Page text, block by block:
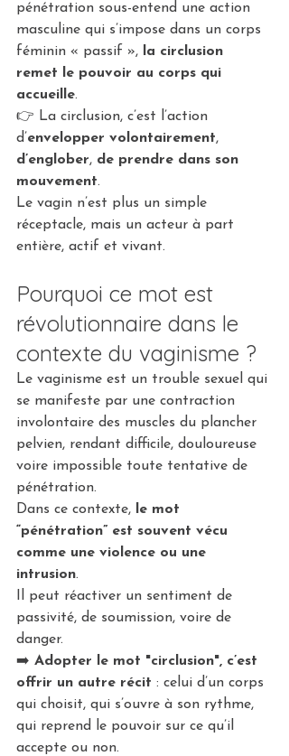
pénétration sous-entend une action
masculine qui s’impose dans un corps
féminin « passif », la circlusion
remet le pouvoir au corps qui
accueille.
👉 La circlusion, c’est l’action
d’envelopper volontairement,
d’englober, de prendre dans son
mouvement.
Le vagin n’est plus un simple
réceptacle, mais un acteur à part
entière, actif et vivant.
Pourquoi ce mot est
révolutionnaire dans le
contexte du vaginisme ?
Le vaginisme est un trouble sexuel qui
se manifeste par une contraction
involontaire des muscles du plancher
pelvien, rendant difficile, douloureuse
voire impossible toute tentative de
pénétration.
Dans ce contexte, le mot
“pénétration” est souvent vécu
comme une violence ou une
intrusion.
Il peut réactiver un sentiment de
passivité, de soumission, voire de
danger.
➡️ Adopter le mot "circlusion", c’est
offrir un autre récit : celui d’un corps
qui choisit, qui s’ouvre à son rythme,
qui reprend le pouvoir sur ce qu’il
accepte ou non.